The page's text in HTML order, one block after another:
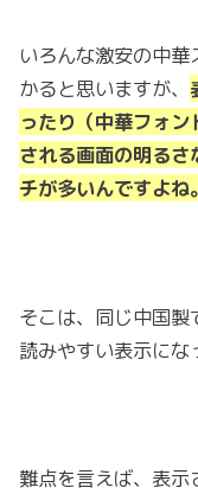
いろんな激安の中
かると思いますが、
ったり（中華フォ
される画面の明る
チが多いんですよね。
そこは、同じ中国
読みやすい表示にな
難点を言えば、表示